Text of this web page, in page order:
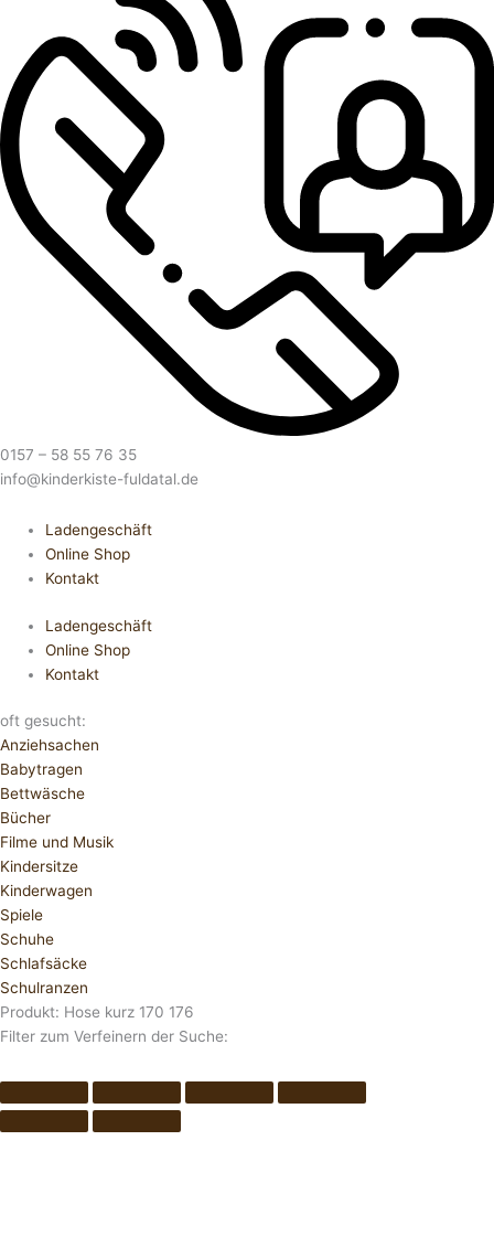
0157 – 58 55 76 35
info@kinderkiste-fuldatal.de
Ladengeschäft
Online Shop
Kontakt
Ladengeschäft
Online Shop
Kontakt
oft gesucht:
Anziehsachen
Babytragen
Bettwäsche
Bücher
Filme und Musik
Kindersitze
Kinderwagen
Spiele
Schuhe
Schlafsäcke
Schulranzen
Produkt: Hose kurz 170 176
Filter zum Verfeinern der Suche: